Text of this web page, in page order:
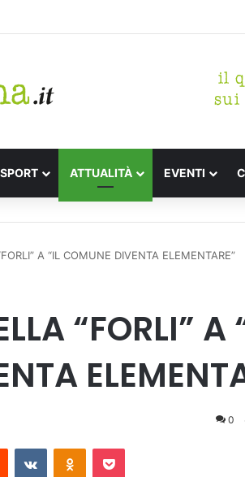
letterari Festa de l’Unità Certaldo
SPORT ATTUALITÀ EVENTI
A “IL COMUNE DIVENTA ELEMENTARE”
“FORLI” A
0